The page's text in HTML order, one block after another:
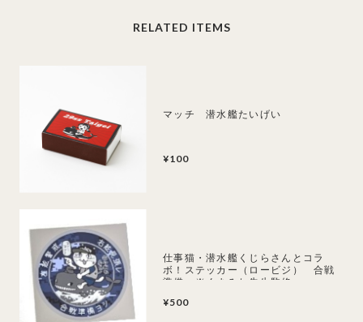
RELATED ITEMS
マッチ 潜水艦たいげい
¥100
仕事猫・潜水艦くじらさんとコラ
ボ！ステッカー（ロービジ） 合戦
準備 ※くまみね先生監修
¥500